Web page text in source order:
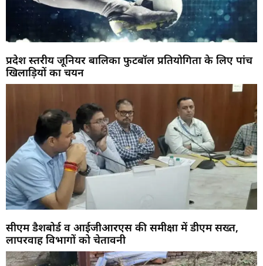
प्रदेश स्तरीय जूनियर बालिका फुटबॉल प्रतियोगिता के लिए पांच
खिलाड़ियों का चयन
सीएम डैशबोर्ड व आईजीआरएस की समीक्षा में डीएम सख्त,
लापरवाह विभागों को चेतावनी